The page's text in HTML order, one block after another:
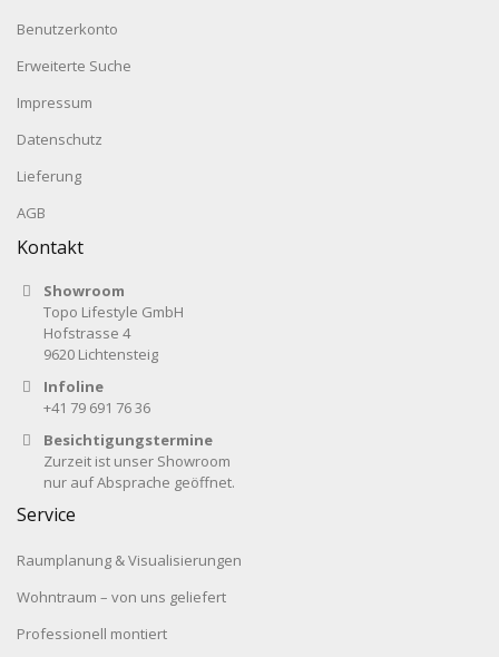
Benutzerkonto
Erweiterte Suche
Impressum
Datenschutz
Lieferung
AGB
Kontakt
Showroom
Topo Lifestyle GmbH
Hofstrasse 4
9620 Lichtensteig
Infoline
+41 79 691 76 36
Besichtigungstermine
Zurzeit ist unser Showroom
nur auf Absprache geöffnet.
Service
Raumplanung & Visualisierungen
Wohntraum – von uns geliefert
Professionell montiert